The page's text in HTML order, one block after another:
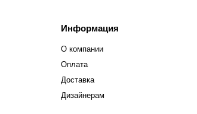
Информация
О компании
Оплата
Доставка
Дизайнерам